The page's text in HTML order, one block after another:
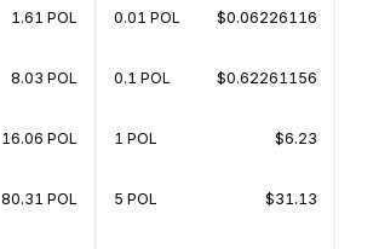
1.61 POL
8.03 POL
16.06 POL
80.31 POL
0.01 POL $0.06226116
0.1 POL $0.62261156
1 POL $6.23
5 POL $31.13